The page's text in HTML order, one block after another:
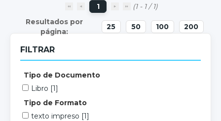
1 (1 - 1 / 1)
25 50 100 200
FILTRAR
Tipo de Documento
Libro [1]
Tipo de Formato
texto impreso [1]